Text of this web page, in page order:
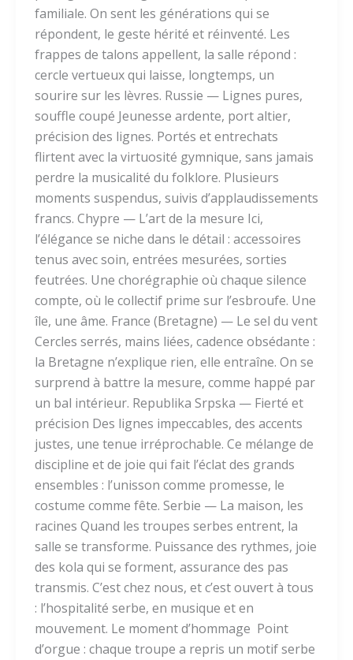
familiale. On sent les générations qui se
répondent, le geste hérité et réinventé. Les
frappes de talons appellent, la salle répond :
cercle vertueux qui laisse, longtemps, un
sourire sur les lèvres. Russie — Lignes pures,
souffle coupé Jeunesse ardente, port altier,
précision des lignes. Portés et entrechats
flirtent avec la virtuosité gymnique, sans jamais
perdre la musicalité du folklore. Plusieurs
moments suspendus, suivis d’applaudissements
francs. Chypre — L’art de la mesure Ici,
l’élégance se niche dans le détail : accessoires
tenus avec soin, entrées mesurées, sorties
feutrées. Une chorégraphie où chaque silence
compte, où le collectif prime sur l’esbroufe. Une
île, une âme. France (Bretagne) — Le sel du vent
Cercles serrés, mains liées, cadence obsédante :
la Bretagne n’explique rien, elle entraîne. On se
surprend à battre la mesure, comme happé par
un bal intérieur. Republika Srpska — Fierté et
précision Des lignes impeccables, des accents
justes, une tenue irréprochable. Ce mélange de
discipline et de joie qui fait l’éclat des grands
ensembles : l’unisson comme promesse, le
costume comme fête. Serbie — La maison, les
racines Quand les troupes serbes entrent, la
salle se transforme. Puissance des rythmes, joie
des kola qui se forment, assurance des pas
transmis. C’est chez nous, et c’est ouvert à tous
: l’hospitalité serbe, en musique et en
mouvement. Le moment d’hommage Point
d’orgue : chaque troupe a repris un motif serbe